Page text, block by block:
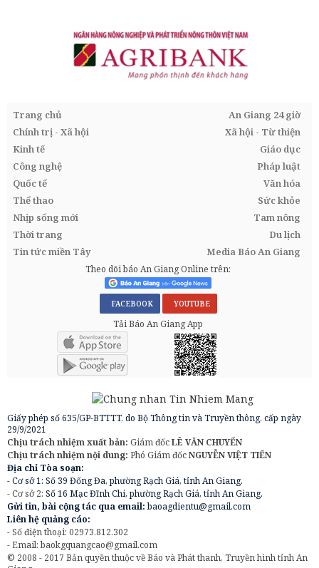
Trang chủ
An Giang 24 giờ
Chính trị - Xã hội
Xã hội - Từ thiện
Kinh tế
Giáo dục
Công nghệ
Pháp luật
Quốc tế
Văn hóa
Thể thao
Sức khỏe
Nhịp sống mới
Tam nông
Thời trang
Du lịch
Tin tức miền Tây
Media Báo An Giang
Theo dõi báo An Giang Online trên:
FACEBOOK YOUTUBE
Tải Báo An Giang App
Giấy phép số 635/GP-BTTTT, do Bộ Thông tin và Truyền thông, cấp ngày
29/9/2021
Chịu trách nhiệm xuất bản: Giám đốcLÊ VĂN CHUYỂN
Chịu trách nhiệm nội dung: Phó Giám đốcNGUYỄN VIỆT TIẾN
Địa chỉ Tòa soạn:
- Cơ sở 1: Số 39 Đống Đa, phường Rạch Giá, tỉnh An Giang.
- Cơ sở 2: Số 16 Mạc Đĩnh Chi, phường Rạch Giá, tỉnh An Giang.
Gửi tin, bài cộng tác qua email:baoagdientu@gmail.com
Liên hệ quảng cáo:
- Số điện thoại: 02973.812.302
- Email:baokgquangcao@gmail.com
© 2008 - 2017 Bản quyền thuộc về Báo và Phát thanh, Truyền hình tỉnh An